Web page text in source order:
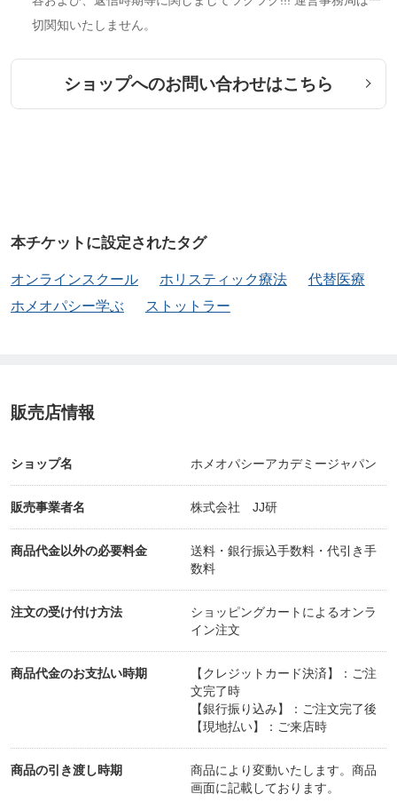
(論)を用いて、ドイツ語での解説講義を行っていま
ど各国のホメオパス達からの講演依頼、ケース監修
依頼が引もきらず、それらは毎年のように英語で行
ログラムをそのまま再現する本格的なホメオパス養
の講義・テキスト・試験その他の一切を英語でHAJa
しました。
🔸HAJapanの三大特徴🔸
特徴１：ホメオパス養成スクールとしてのHANそし
てHAJapanの最大の特徴は、ハーネマンの生涯にわ
たる研究の展開を踏まえて、その『最終到達点』に
基づく『再現性の極めて高い』メソッドを教授して
いることです。
切関知いたしません。
ショップへのお問い合わせはこちら
本チケットに設定されたタグ
オンラインスクール ホリスティック療法
代替医療
ホメオパシー学ぶ
ストットラー
販売店情報
ショップ名 ホメオパシーアカデミージャパン
販売事業者名 株式会社 JJ研
商品代金以外の必要料金
送料・銀行振込手数料・代引き手
数料
注文の受け付け方法
ショッピングカートによるオンラ
イン注文
商品代金のお支払い時期
【クレジットカード決済】：ご注
文完了時
【銀行振り込み】：ご注文完了後
【現地払い】：ご来店時
商品の引き渡し時期
商品により変動いたします。商品
画面に記載しております。